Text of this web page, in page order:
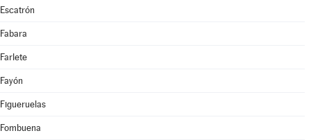
Escatrón
Fabara
Farlete
Fayón
Figueruelas
Fombuena